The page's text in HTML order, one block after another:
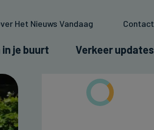
Het Nieuws Vandaag Contact
je buurt Verkeer updates